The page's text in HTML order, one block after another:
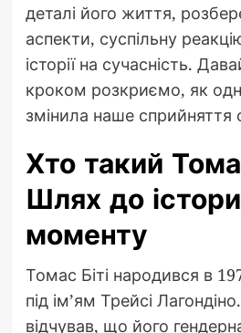
деталі його життя,
аспекти, суспільну
історії на сучасність.
кроком розкриємо, як
змінила наше сприйняття
Хто такий
Шлях до
моменту
Томас Біті народився в
під ім’ям Трейсі
відчував, що його